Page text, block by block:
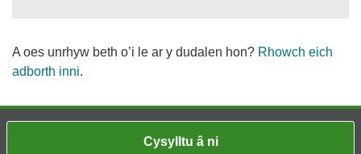
A oes unrhyw beth o’i le ar y dudalen hon? Rhowch eich
adborth inni.
Cysylltu â ni